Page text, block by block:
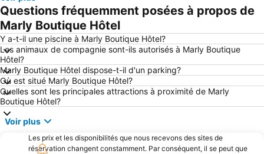
Routière Ouled Zianes
Zenata Beach
Stade Mohamed V
Port de Casablanca
Corniche
Californie
Sidi Bernoussi
Gauthier
Derb Sultan
Sbata
Anfa
Bourgogne
Belvédère
Hay Al Mohammadi
Questions fréquemment posées à propos de
Marly Boutique Hôtel
Y a-t-il une piscine à Marly Boutique Hôtel?
Les animaux de compagnie sont-ils autorisés à Marly Boutique
Hôtel?
Marly Boutique Hôtel dispose-t-il d'un parking?
Où est situé Marly Boutique Hôtel?
Quelles sont les principales attractions à proximité de Marly
Boutique Hôtel?
Voir plus
Les prix et les disponibilités que nous recevons des sites de
réservation changent constamment. Par conséquent, il se peut que